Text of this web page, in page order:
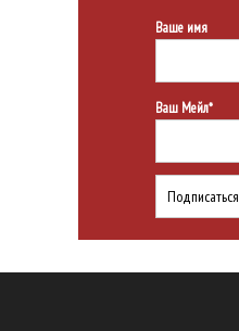
Ваше имя
Ваш Мейл*